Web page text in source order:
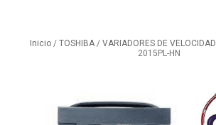
Inicio / TOSHIBA / VARIADORES DE
2015PL-HN